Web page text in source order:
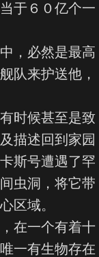
于６０亿个一
，必然是最高
队来护送他，
时候甚至是致
描述回到家园
斯号遭遇了罕
虫洞，将它带
区域。
在一个有着十
一有生物存在